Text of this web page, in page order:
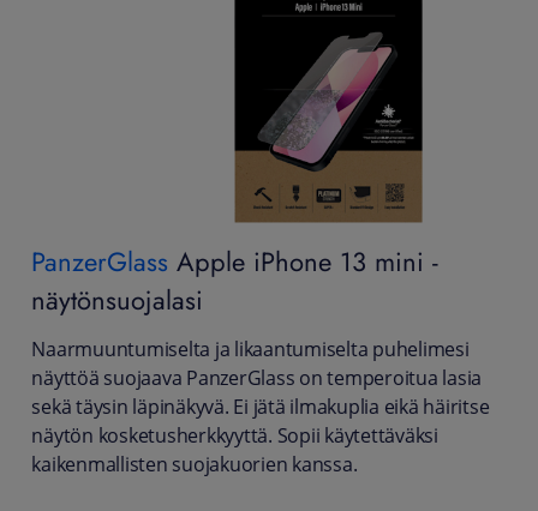
PanzerGlass Apple iPhone 13 mini -
näytönsuojalasi
Naarmuuntumiselta ja likaantumiselta puhelimesi
näyttöä suojaava PanzerGlass on temperoitua lasia
sekä täysin läpinäkyvä. Ei jätä ilmakuplia eikä häiritse
näytön kosketusherkkyyttä. Sopii käytettäväksi
kaikenmallisten suojakuorien kanssa.